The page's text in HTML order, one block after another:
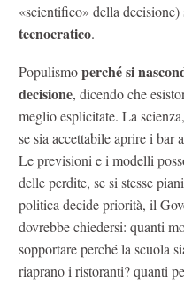
«scientifico» della decisione)
tecnocratico.
Populismoperché si
decisione, dicendo che
meglio esplicitate. La
se sia accettabile aprire i
Le previsioni e i modelli
delle perdite, se si stesse
politica decide priorità, il
dovrebbe chiedersi: quanti
sopportare perché la scuola
riaprano i ristoranti? quanti